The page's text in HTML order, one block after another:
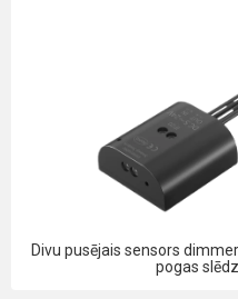
Divu pusējais sensors
pogas